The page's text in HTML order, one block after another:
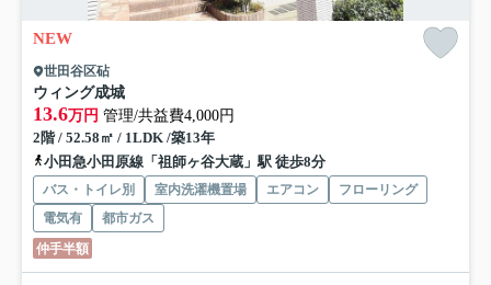
NEW
世田谷区砧
ウィング成城
13.6万円 管理/共益費4,000円
2階 / 52.58㎡ / 1LDK /築13年
小田急小田原線「祖師ヶ谷大蔵」駅 徒歩8分
バス・トイレ別 室内洗濯機置場 エアコン
フローリング
電気有
都市ガス
仲手半額